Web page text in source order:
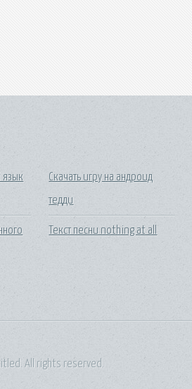
язык
Скачать игру на андроид
тедди
Текст песни nothing at all
All rights reserved.